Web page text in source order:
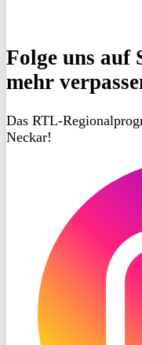
Folge uns auf
mehr
Das RTL-
Neckar!
Instagram